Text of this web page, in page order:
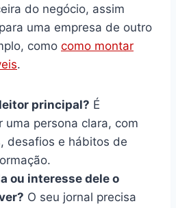
do negócio, assim
uma empresa de outro
como como montar
.
principal? É
persona clara, com
desafios e hábitos de
ou interesse dele o
O seu jornal precisa